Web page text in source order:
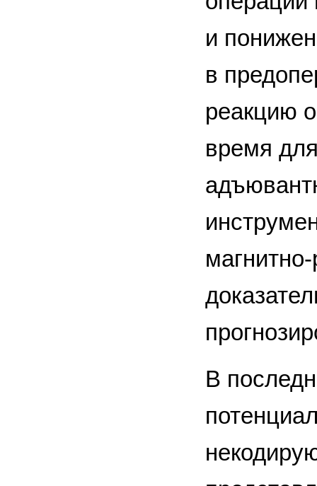
и
в
реакцию
время
В